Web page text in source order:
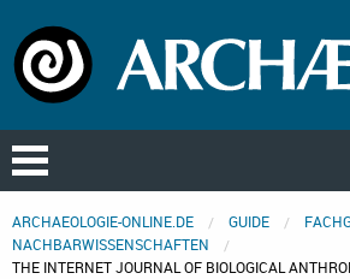
ARCHAEOLOGIE-ONLINE.DE GUIDE
NACHBARWISSENSCHAFTEN
THE INTERNET JOURNAL OF BIOLOGICAL